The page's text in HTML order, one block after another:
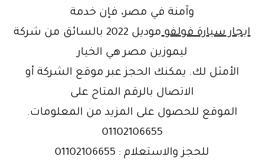
وآمنة في مصر، فإن خدمة
ايجار سيارة فولفو
موديل 2022 بالسائق من شركة
ليموزين مصر هي الخيار
الأمثل لك. يمكنك الحجز عبر موقع الشركة أو
الاتصال بالرقم المتاح على
الموقع للحصول على المزيد من المعلومات.
01102106655
للحجز والاستعلام : 01102106655